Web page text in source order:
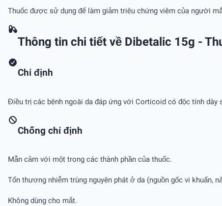
Thuốc được sử dụng để làm giảm triệu chứng viêm của người
Thông tin chi tiết về Dibetalic 15g -
Chỉ định
Điều trị các bệnh ngoài da đáp ứng với Corticoid có độc tính dày
Chống chỉ định
Mẫn cảm với một trong các thành phần của thuốc.
Tổn thương nhiễm trùng nguyên phát ở da (nguồn gốc vi khuẩn,
Không dùng cho mắt.